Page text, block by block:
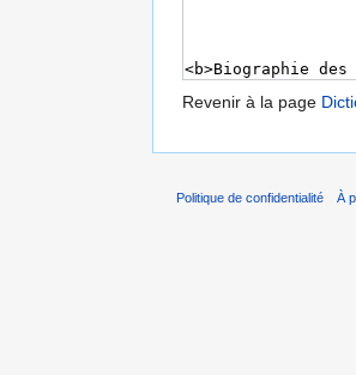
Revenir à la page
Politique de confidentialité À